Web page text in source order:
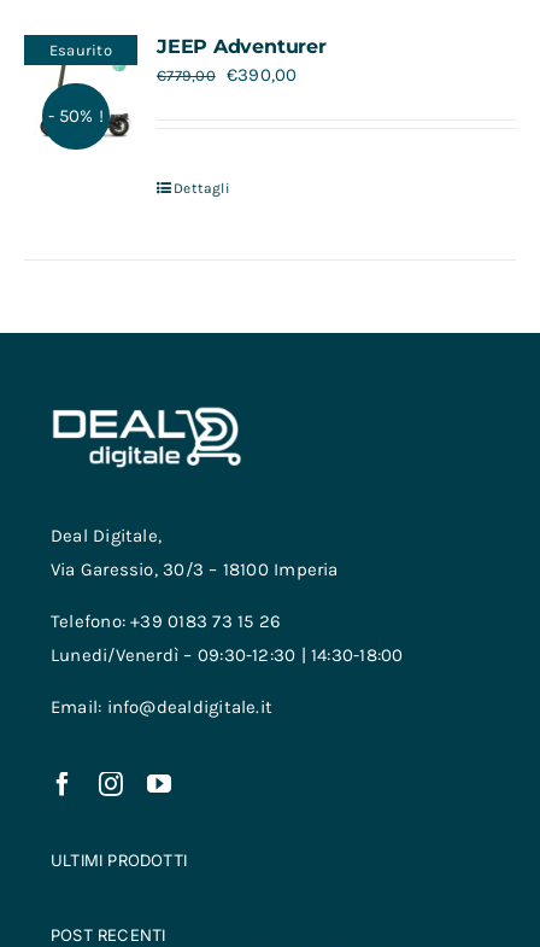
Contatti
Esaurito
- 50% !
JEEP Adventurer
€779,00 €390,00
Dettagli
Deal Digitale,
Via Garessio, 30/3 – 18100 Imperia
Telefono: +39 0183 73 15 26
Lunedi/Venerdì – 09:30-12:30 | 14:30-18:00
Email: info@dealdigitale.it
ULTIMI PRODOTTI
POST RECENTI